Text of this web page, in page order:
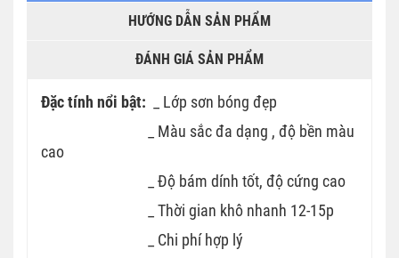
HƯỚNG DẪN SẢN PHẨM
ĐÁNH GIÁ SẢN PHẨM
Đặc tính nổi bật:
_ Lớp sơn bóng đẹp
_ Màu sắc đa dạng , độ bền màu
cao
_ Độ bám dính tốt, độ cứng cao
_ Thời gian khô nhanh 12-15p
_ Chi phí hợp lý